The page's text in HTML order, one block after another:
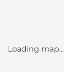
Loading map...